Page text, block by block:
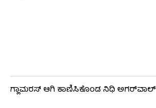
ಗ್ಲಾಮರಸ್ ಆಗಿ ಕಾಣಿಸಿಕೊಂಡ ನಿಧಿ ಅಗರ್​​ವಾಲ್